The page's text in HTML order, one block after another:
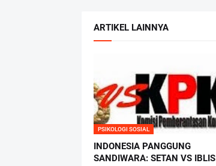
ARTIKEL LAINNYA
PSIKOLOGI SOSIAL
INDONESIA PANGGUNG
SANDIWARA: SETAN VS IBLIS